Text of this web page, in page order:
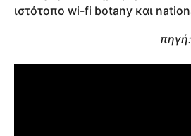
ιστότοπο wi-fi botany και